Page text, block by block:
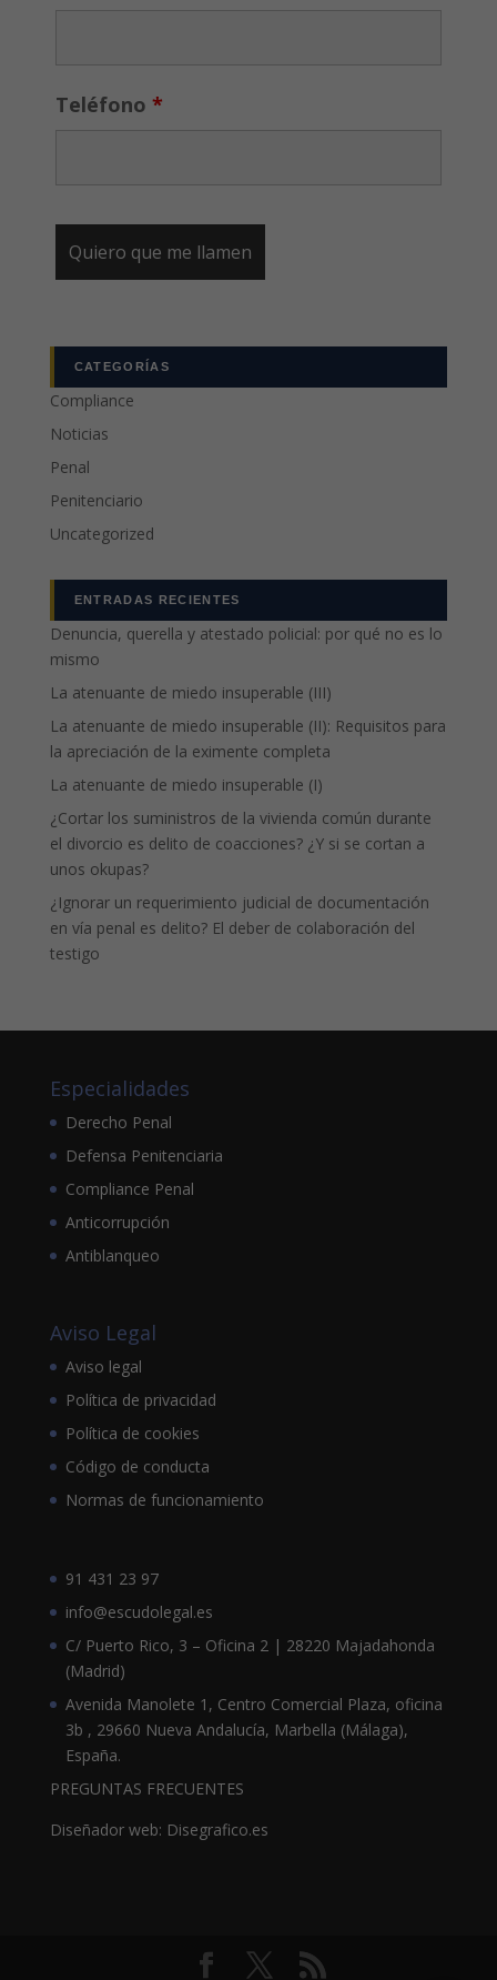
Teléfono *
CATEGORÍAS
Compliance
Noticias
Penal
Penitenciario
Uncategorized
ENTRADAS RECIENTES
Denuncia, querella y atestado policial: por qué no es lo
mismo
La atenuante de miedo insuperable (III)
La atenuante de miedo insuperable (II): Requisitos para
la apreciación de la eximente completa
La atenuante de miedo insuperable (I)
¿Cortar los suministros de la vivienda común durante
el divorcio es delito de coacciones? ¿Y si se cortan a
unos okupas?
¿Ignorar un requerimiento judicial de documentación
en vía penal es delito? El deber de colaboración del
testigo
Especialidades
Derecho Penal
Defensa Penitenciaria
Compliance Penal
Anticorrupción
Antiblanqueo
Aviso Legal
Aviso legal
Política de privacidad
Política de cookies
Código de conducta
Normas de funcionamiento
91 431 23 97
info@escudolegal.es
C/ Puerto Rico, 3 – Oficina 2 | 28220 Majadahonda
(Madrid)
Avenida Manolete 1, Centro Comercial Plaza, oficina
3b , 29660 Nueva Andalucía, Marbella (Málaga),
España.
PREGUNTAS FRECUENTES
Diseñador web: Disegrafico.es